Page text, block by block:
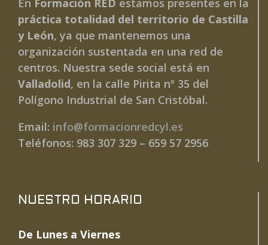
En Formación RED estamos presentes en la
práctica totalidad del territorio de Castilla
y León, ya que mantenemos una
organización sustentada en una red de
centros. Nuestra sede social está en
Valladolid, en la calle Pirita nº 35 del
Polígono Industrial de San Cristóbal.
Email: info@formacionredcyl.es
Teléfonos: 983 307 329 – 659 57 2956
NUESTRO HORARIO
De Lunes a Viernes